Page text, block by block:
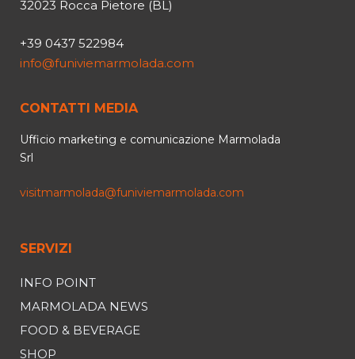
32023 Rocca Pietore (BL)
+39 0437 522984
info@funiviemarmolada.com
CONTATTI MEDIA
Ufficio marketing e comunicazione Marmolada
Srl
visitmarmolada@funiviemarmolada.com
SERVIZI
INFO POINT
MARMOLADA NEWS
FOOD & BEVERAGE
SHOP